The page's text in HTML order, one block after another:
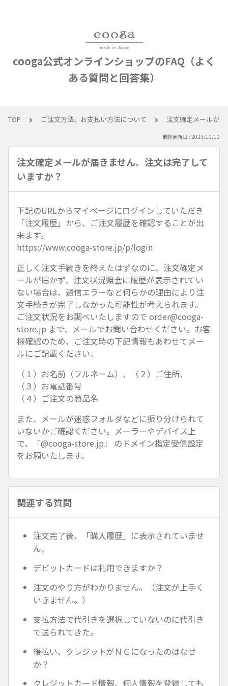
cooga公式オンラインショップのFAQ（よく
ある質問と回答集）
TOP ご注文方法、お支払い方法について 注文確定メールが
最終更新日 : 2023/10/10
注文確定メールが届きません。注文は完了して
いますか？
下記のURLからマイページにログインしていただき
「注文履歴」から、ご注文履歴を確認することが出
来ます。
https://www.cooga-store.jp/p/login
正しく注文手続きを終えたはずなのに、注文確定メ
ールが届かず、注文状況照会に履歴が表示されてい
ない場合は、通信エラーなど何らかの理由により注
文手続きが完了しなかった可能性が考えられます。
ご注文状況をお調べいたしますので order@cooga-
store.jp まで、メールでお問い合わせください。お客
様確認のため、ご注文時の下記情報もあわせてメー
ルにご記載ください。
（１）お名前（フルネーム）、（２）ご住所、
（３）お電話番号
（４）ご注文の商品名
また、メールが迷惑フォルダなどに振り分けられて
いないかご確認ください。メーラーやデバイス上
で、「@cooga-store.jp」 のドメイン指定受信設定
をお願いたします。
関連する質問
注文完了後、「購入履歴」に表示されていませ
ん。
デビットカードは利用できますか？
注文のやり方がわかりません。（注文が上手く
いきません。）
支払方法で代引きを選択していないのに代引き
で送られてきた。
後払い、クレジットがＮＧになったのはなぜ
か？
クレジットカード情報、個人情報を登録しても